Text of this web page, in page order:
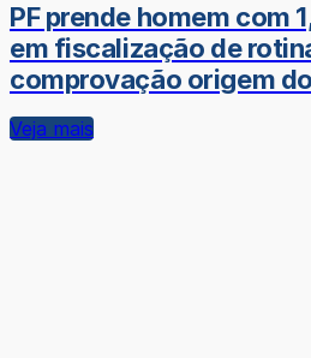
PF prende homem com
em fiscalização de
comprovação origem
Veja mais